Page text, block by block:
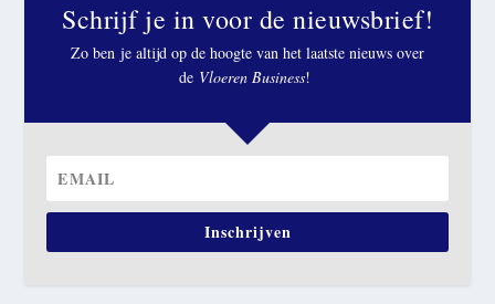
Schrijf je in voor de nieuwsbrief!
Zo ben je altijd op de hoogte van het laatste nieuws over
de Vloeren Business!
Inschrijven